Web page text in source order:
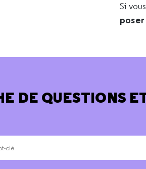
Si
DE QUESTIONS